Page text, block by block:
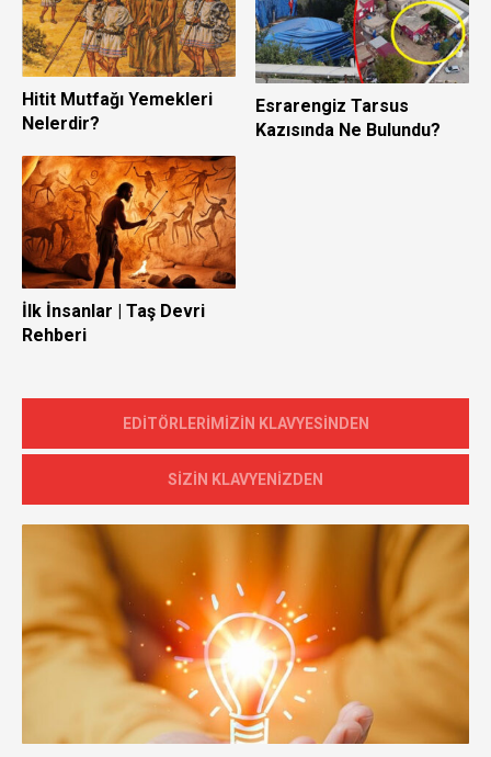
Hitit Mutfağı Yemekleri
Nelerdir?
Esrarengiz Tarsus
Kazısında Ne Bulundu?
İlk İnsanlar | Taş Devri
Rehberi
EDİTÖRLERİMİZİN KLAVYESİNDEN
SİZİN KLAVYENİZDEN